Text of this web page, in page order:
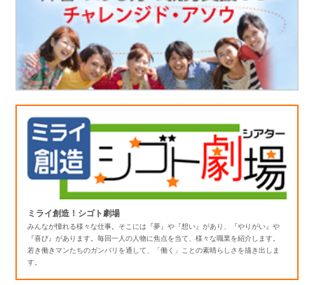
ミライ創造！シゴト劇場
みんなが憧れる様々な仕事。そこには『夢』や『想い』があり、『やりがい』や
『喜び』があります。毎回一人の人物に焦点を当て、様々な職業を紹介します。
若き働きマンたちのガンバリを通して、「働く」ことの素晴らしさを描き出しま
す。